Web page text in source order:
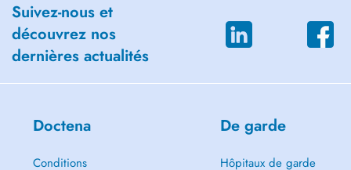
Suivez-nous et
découvrez nos
dernières actualités
Doctena
Conditions
De garde
Hôpitaux de garde